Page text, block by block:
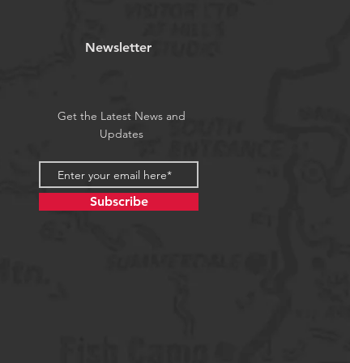
Newsletter
Get the Latest News and
Updates
Subscribe